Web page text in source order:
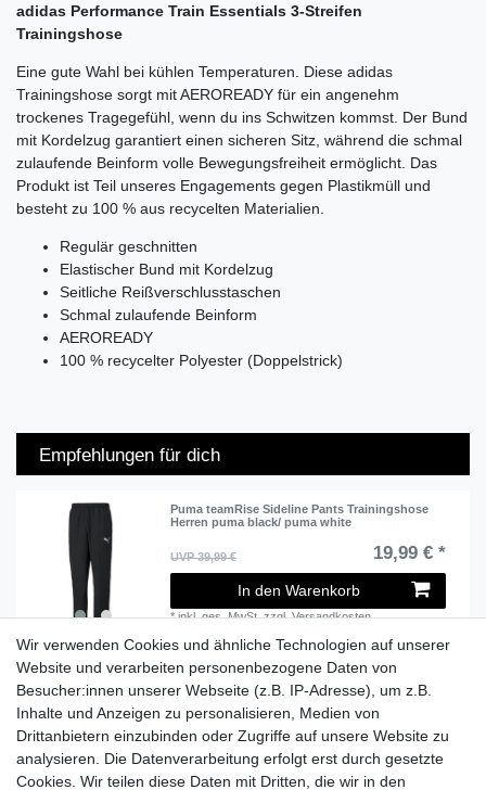
adidas Performance Train Essentials 3-Streifen
Trainingshose
Eine gute Wahl bei kühlen Temperaturen. Diese adidas
Trainingshose sorgt mit AEROREADY für ein angenehm
trockenes Tragegefühl, wenn du ins Schwitzen kommst. Der Bund
mit Kordelzug garantiert einen sicheren Sitz, während die schmal
zulaufende Beinform volle Bewegungsfreiheit ermöglicht. Das
Produkt ist Teil unseres Engagements gegen Plastikmüll und
besteht zu 100 % aus recycelten Materialien.
Regulär geschnitten
Elastischer Bund mit Kordelzug
Seitliche Reißverschlusstaschen
Schmal zulaufende Beinform
AEROREADY
100 % recycelter Polyester (Doppelstrick)
Empfehlungen für dich
Puma teamRise Sideline Pants Trainingshose
Herren puma black/ puma white
UVP 39,99 € 19,99 € *
In den Warenkorb
*inkl. ges. MwSt.zzgl.Versandkosten
Lieferzeit etwa 1 bis 3 Werktage
Versand mit DHL
14 Tage Rückgaberecht
Wir verwenden Cookies und ähnliche Technologien auf unserer
Website und verarbeiten personenbezogene Daten von
Besucher:innen unserer Webseite (z.B. IP-Adresse), um z.B.
Inhalte und Anzeigen zu personalisieren, Medien von
Drittanbietern einzubinden oder Zugriffe auf unsere Website zu
analysieren. Die Datenverarbeitung erfolgt erst durch gesetzte
Cookies. Wir teilen diese Daten mit Dritten, die wir in den